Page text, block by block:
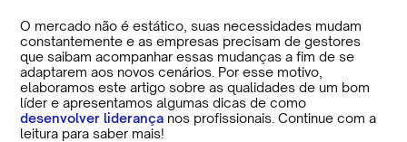
O mercado não é estático, suas necessidades mudam
constantemente e as empresas precisam de gestores
que saibam acompanhar essas mudanças a fim de se
adaptarem aos novos cenários. Por esse motivo,
elaboramos este artigo sobre as qualidades de um bom
líder e apresentamos algumas dicas de como
desenvolver liderança nos profissionais. Continue com a
leitura para saber mais!